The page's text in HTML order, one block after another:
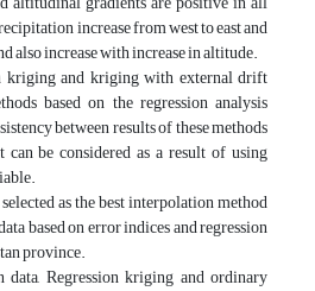
increase from west to east and
also increase with increase in altitude.
kriging and kriging with external drift
based on the regression analysis
between results of these methods
be considered as a result of using
as the best interpolation method
based on error indices and regression
province.
Regression kriging and ordinary